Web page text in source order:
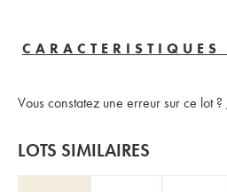
CARACTERISTIQUES
Vous constatez une erreur sur ce lot ?
LOTS SIMILAIRES